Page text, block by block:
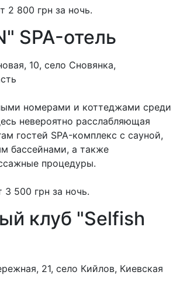
2 800 грн за ночь.
SPA-отель
10, село Сновянка,
номерами и коттеджами среди
невероятно расслабляющая
гостей SPA-комплекс с сауной,
бассейнами, а также
процедуры.
3 500 грн за ночь.
клуб "Selfish
21, село Кийлов, Киевская